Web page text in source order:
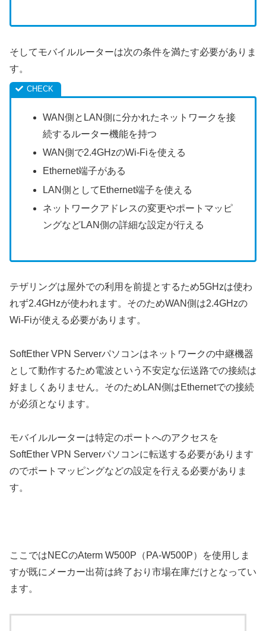
そしてモバイルルーターは次の条件を満たす必要がありま
す。
WAN側とLAN側に分かれたネットワークを接
続するルーター機能を持つ
WAN側で2.4GHzのWi-Fiを使える
Ethernet端子がある
LAN側としてEthernet端子を使える
ネットワークアドレスの変更やポートマッピ
ングなどLAN側の詳細な設定が行える
テザリングは屋外での利用を前提とするため5GHzは使わ
れず2.4GHzが使われます。そのためWAN側は2.4GHzの
Wi-Fiが使える必要があります。
SoftEther VPN Serverパソコンはネットワークの中継機器
として動作するため電波という不安定な伝送路での接続は
好ましくありません。そのためLAN側はEthernetでの接続
が必須となります。
モバイルルーターは特定のポートへのアクセスを
SoftEther VPN Serverパソコンに転送する必要があります
のでポートマッピングなどの設定を行える必要がありま
す。
ここではNECのAterm W500P（PA-W500P）を使用しま
すが既にメーカー出荷は終了おり市場在庫だけとなってい
ます。